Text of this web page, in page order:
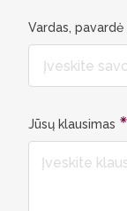
išlaidas ir
studentas
Vardas, pavardė
Jūsų klausimas